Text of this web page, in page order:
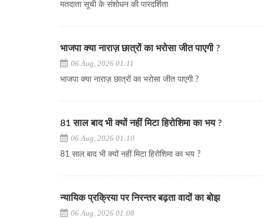
मतदाता सूची के संशोधन की पारदर्शिता
भाजपा क्या नाराज़ छात्रों का भरोसा जीत पाएगी ?
06 Aug, 2026 01:11
भाजपा क्या नाराज़ छात्रों का भरोसा जीत पाएगी ?
81 साल बाद भी क्यों नहीं मिटा हिरोशिमा का भय ?
06 Aug, 2026 01:10
81 साल बाद भी क्यों नहीं मिटा हिरोशिमा का भय ?
न्यायिक प्रक्रिया पर निरन्तर बढ़ता वादों का बोझ
06 Aug, 2026 01:08